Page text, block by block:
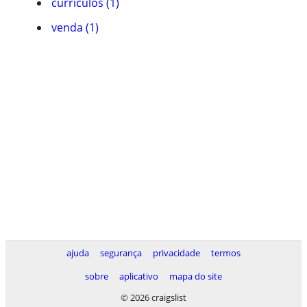
venda (1)
ajuda segurança privacidade
termos
sobre
aplicativo
mapa do site
© 2026 craigslist